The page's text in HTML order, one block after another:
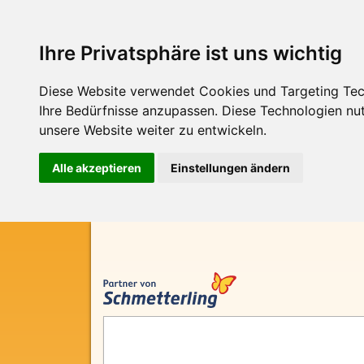
Ihre Privatsphäre ist uns wichtig
Diese Website verwendet Cookies und Targeting
Ihre Bedürfnisse anzupassen. Diese Technologien
unsere Website weiter zu entwickeln.
Alle akzeptieren Einstellungen ändern